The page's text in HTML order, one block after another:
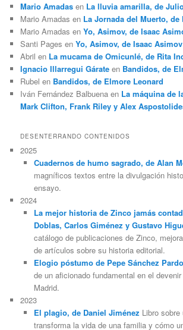
Mario Amadas en La lluvia amarilla, de
Mario Amadas en La Jornada del Muerto,
Mario Amadas enYo, Asimov, de Isaac
Santi Pages enYo, Asimov, de Isaac Asimov
Abril en La mucama de Omicunlé, de Rita
Ignacio Illarregui Gárate en Bandidos, de
Rubel en Bandidos, de Elmore Leonard
Iván Fernández Balbuena en La máquina de
Mark Clifton, Frank Riley y Alex
DESENTERRANDO CONTENIDOS
2025
Cuadernos de humo sagrado, de Alan
magníficos textos entre la divulgación
ensayo.
2024
La mejor historia de Zinco jamás
Doblas, Carlos Giménez y Gustavo
catálogo de publicaciones de Zinco,
de artículos sobre su historia editorial.
Elogio póstumo de Pepe Sánchez
de un aficionado fundamental en el
Madrid.
2023
El plagio, de Daniel Jiménez Libro
transforma la vida de una familia y cómo